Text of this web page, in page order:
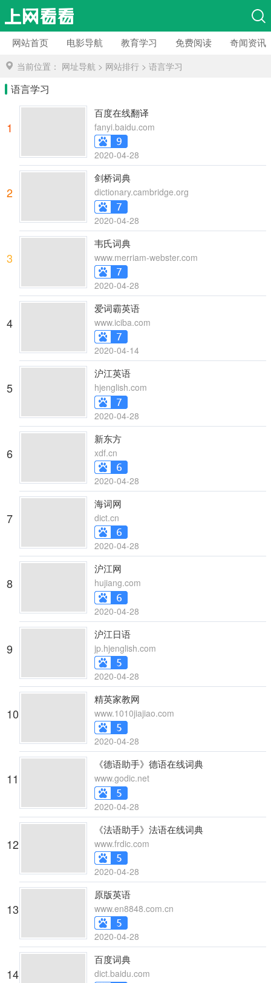
网站首页 电影导航 教育学习 免费阅读 奇闻资讯
当前位置： 网址导航 > 网站排行 > 语言学习
语言学习
1
百度在线翻译
fanyi.baidu.com
2020-04-28
2
剑桥词典
dictionary.cambridge.org
2020-04-28
3
韦氏词典
www.merriam-webster.com
2020-04-28
4
爱词霸英语
www.iciba.com
2020-04-14
5
沪江英语
hjenglish.com
2020-04-28
6
新东方
xdf.cn
2020-04-28
7
海词网
dict.cn
2020-04-28
8
沪江网
hujiang.com
2020-04-28
9
沪江日语
jp.hjenglish.com
2020-04-28
10
精英家教网
www.1010jiajiao.com
2020-04-28
11
《德语助手》德语在线词典
www.godic.net
2020-04-28
12
《法语助手》法语在线词典
www.frdic.com
2020-04-28
13
原版英语
www.en8848.com.cn
2020-04-28
14
百度词典
dict.baidu.com